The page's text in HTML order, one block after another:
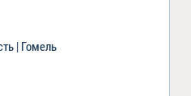
| Гомель